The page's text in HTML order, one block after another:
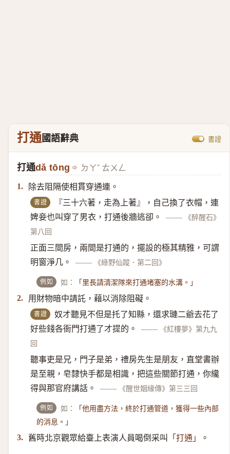
打通國語辭典 書證
打通dǎ tōng ㄉㄚˇ ㄊㄨㄥ
1. 除去阻隔使相貫穿通連。
書證
『三十六著，走為上著』，自己換了衣帽，連
婢妾也叫穿了男衣，打通後牆逃卻。
——
《醉醒石》
第八回
正面三間房，兩間是打通的，擺設的極其精雅，可謂
明窗淨几。
—— 《綠野仙蹤．第二回》
例如 如： 「里長請清潔隊來打通堵塞的水溝。」
2. 用財物暗中請託，藉以消除阻礙。
書證
奴才聽見不但是托了知縣，還求璉二爺去花了
好些錢各衙門打通了才提的。
——
《紅樓夢》第九九
回
聽事吏是兄，門子是弟，禮房先生是朋友，直堂書辦
是至親，皂隸快手都是相識，把這些關節打通，你纔
得與那官府講話。
—— 《醒世姻緣傳》第三三回
例如 如：
「他用盡方法，終於打通管道，獲得一些內部
的消息。」
3. 舊時北京觀眾給臺上表演人員喝倒采叫 「打通」 。